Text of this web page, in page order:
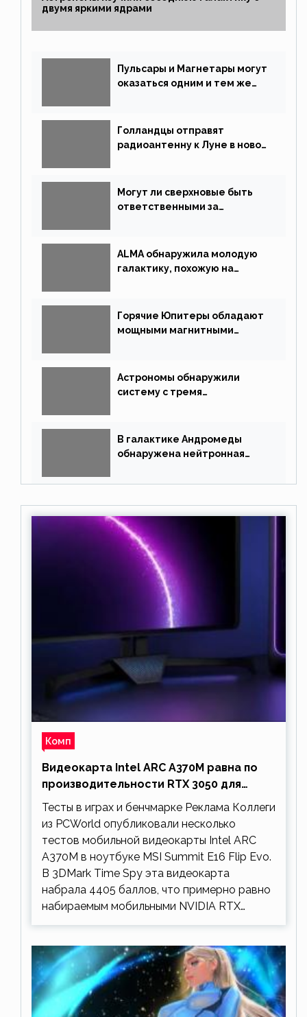
двумя яркими ядрами
Пульсары и Магнетары могут
оказаться одним и тем же
Голландцы отправят
радиоантенну к Луне в новой
Могут ли сверхновые быть
ответственными за
ALMA обнаружила молодую
галактику, похожую на
Горячие Юпитеры обладают
мощными магнитными
Астрономы обнаружили
систему с тремя
В галактике Андромеды
обнаружена нейтронная
Комп
Видеокарта Intel ARC A370M равна по
производительности RTX 3050 для
ноутбуков
Тесты в играх и бенчмарке Реклама Коллеги
из PCWorld опубликовали несколько
тестов мобильной видеокарты Intel ARC
A370M в ноутбуке MSI Summit E16 Flip Evo.
В 3DMark Time Spy эта видеокарта
набрала 4405 баллов, что примерно равно
набираемым мобильными NVIDIA RTX…